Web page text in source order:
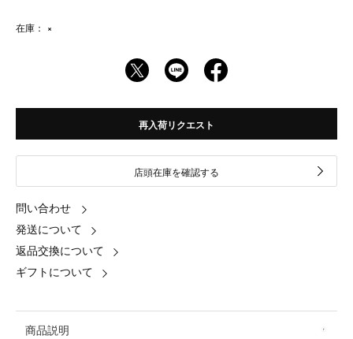
在庫： ×
再入荷リクエスト
店頭在庫を確認する
問い合わせ
発送について
返品交換について
ギフトについて
商品説明